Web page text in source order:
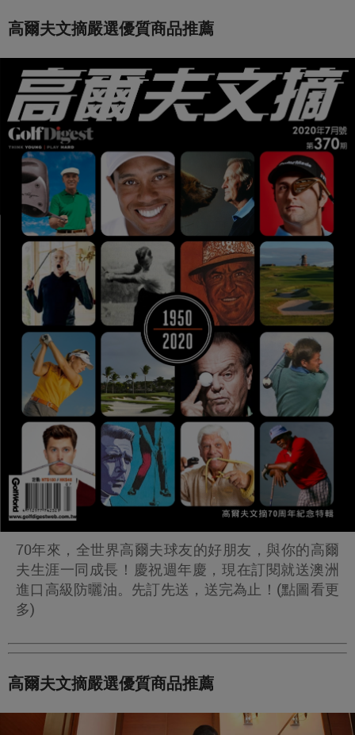
高爾夫文摘嚴選優質商品推薦
70年來，全世界高爾夫球友的好朋友，與你的高爾
夫生涯一同成長！慶祝週年慶，現在訂閱就送澳洲
進口高級防曬油。先訂先送，送完為止！(點圖看更
多)
高爾夫文摘嚴選優質商品推薦